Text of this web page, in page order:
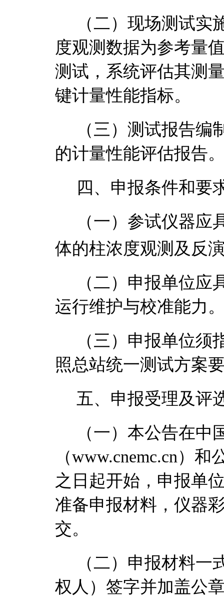
（二）现场测试实
度观测数据为参考量
测试，系统评估其测
键计量性能指标。
（三）测试报告
的计量性能评估报告
四、申报条件和要
（一） 参试仪器应
体的柱浓度观测及反
（二） 申报单位应
运行维护与校准能力
（三）申报单位
照总站统一测试方案
五、申报受理及评
（一）本公告在
（www.cnemc.cn）和
之日起开始， 申报单
准备申报材料，仪器
交。
（二） 申报材料一
权人）签字并加盖公